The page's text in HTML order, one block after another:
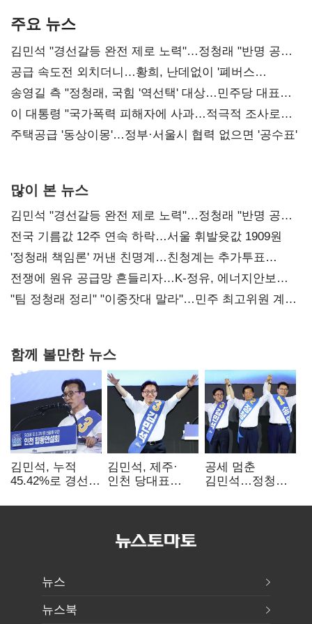
주요 뉴스
김민석 "경선갈등 완전 제로 노력"…정청래 "반명 공세
사과부터"
공급 속도전 외치더니…황희, 난데없이 '폐버스
리모델링' 제안
송영길 측 "정청래, 국힘 '역선택' 대상…민주당 대표로
총선 지휘 못해"
이 대통령 "국가폭력 피해자에 사과…적극적 조사로
진실 밝혀야"
주택공급 '동상이몽'…정부·서울시 협력 없으면 '공수표'
많이 본 뉴스
김민석 "경선갈등 완전 제로 노력"…정청래 "반명 공세
사과부터"
전국 기름값 12주 연속 하락…서울 휘발윳값 1909원
'정청래 책임론' 꺼낸 친명계…친청계는 추가투표
때리기
전쟁에 원유 공급망 흔들리자…K-정유, 에너지안보
핵심으로 재부상
"팀 정청래 정리" "이중잣대 말라"…민주 최고위원 계파
함께 볼만한 뉴스
김민석, 누적
45.42%로 경선
격차
김민석, 제주·
인천 당대표
공세 멈춘
김민석…정청래
수습"
뉴스
뉴스북